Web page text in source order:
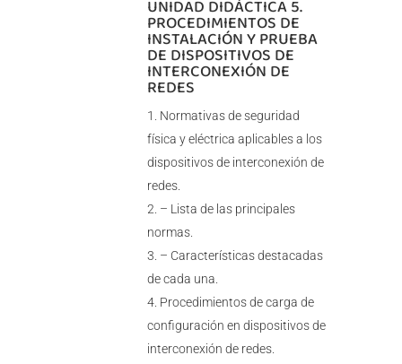
UNIDAD DIDÁCTICA 5.
PROCEDIMIENTOS DE
INSTALACIÓN Y PRUEBA
DE DISPOSITIVOS DE
INTERCONEXIÓN DE
REDES
Normativas de seguridad
física y eléctrica aplicables a los
dispositivos de interconexión de
redes.
– Lista de las principales
normas.
– Características destacadas
de cada una.
Procedimientos de carga de
configuración en dispositivos de
interconexión de redes.